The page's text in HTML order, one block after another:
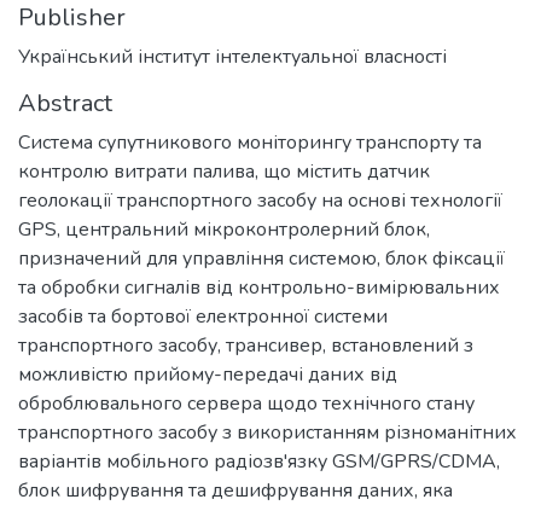
Publisher
Український інститут інтелектуальної власності
Abstract
Система супутникового моніторингу транспорту та
контролю витрати палива, що містить датчик
геолокації транспортного засобу на основі технології
GPS, центральний мікроконтролерний блок,
призначений для управління системою, блок фіксації
та обробки сигналів від контрольно-вимірювальних
засобів та бортової електронної системи
транспортного засобу, трансивер, встановлений з
можливістю прийому-передачі даних від
оброблювального сервера щодо технічного стану
транспортного засобу з використанням різноманітних
варіантів мобільного радіозв'язку GSM/GPRS/CDMA,
блок шифрування та дешифрування даних, яка